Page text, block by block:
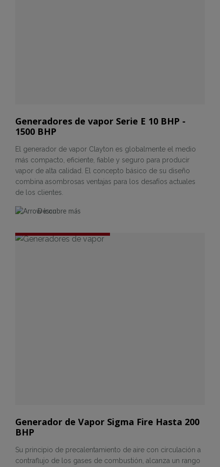
Generadores de vapor Serie E 10 BHP -
1500 BHP
El generador de vapor Clayton es globalmente el medio
más compacto, eficiente, fiable y seguro para producir
vapor de alta calidad. El concepto básico de su diseño
combina asombrosas ventajas para los desafíos actuales
de los clientes.
Descubre más
Generador de Vapor Sigma Fire Hasta 200
BHP
Su principio de precalentamiento de aire con circulación a
contraflujo de los gases de combustión, alcanza un rango